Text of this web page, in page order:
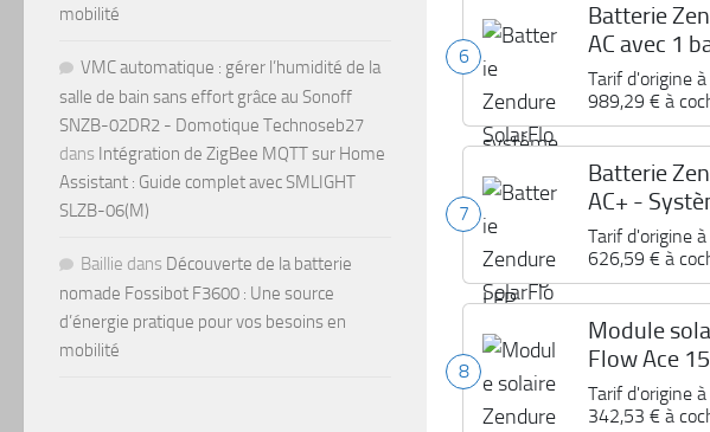
6
Batterie
AC avec 1
de 2,88 kWh
Tarif d'origine à
989,29 € à
7
Batterie
AC+ -
d'énergie
Tarif d'origine à
626,59 € à
8
Module
Flow Ace
Tarif d'origine à
342,53 € à
mobilité
VMC automatique : gérer l’humidité de la
salle de bain sans effort grâce au Sonoff
SNZB-02DR2 - Domotique Technoseb27
dans Intégration de ZigBee MQTT sur Home
Assistant : Guide complet avec SMLIGHT
SLZB-06(M)
Baillie dans Découverte de la batterie
nomade Fossibot F3600 : Une source
d’énergie pratique pour vos besoins en
mobilité